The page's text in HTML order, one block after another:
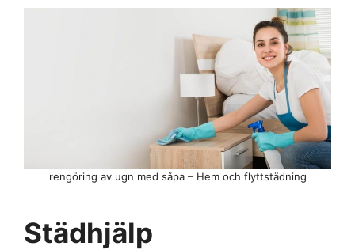
Städhjälp
rengöring av ugn med såpa – Hem och flyttstädning